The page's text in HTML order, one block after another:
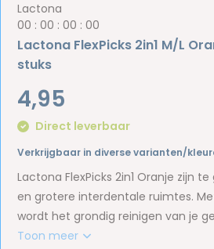
Lactona
00 :00 :00 :00
Lactona FlexPicks 2in1 M/L
stuks
4,95
Direct leverbaar
Verkrijgbaar in diverse varianten/
Lactona FlexPicks 2in1 Oranje zijn
en grotere interdentale ruimtes.
wordt het grondig reinigen van je
Toon meer